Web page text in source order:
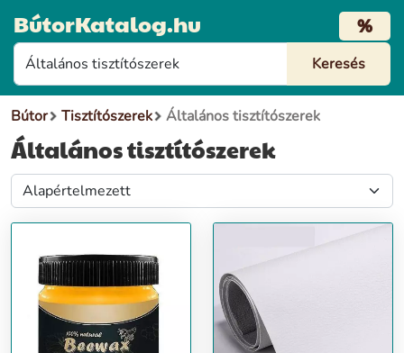
BútorKatalog.hu %
Bútor Tisztítószerek Általános tisztítószerek
Általános tisztítószerek